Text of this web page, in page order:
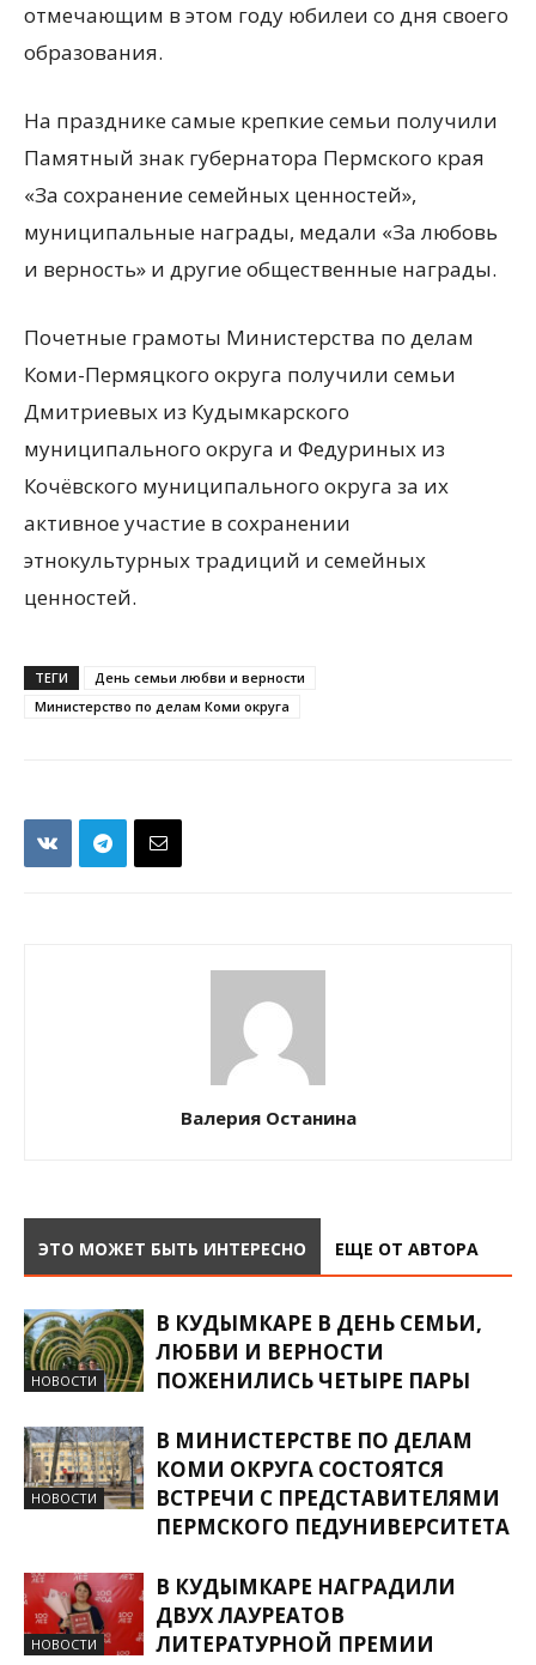
отмечающим в этом году юбилеи со дня своего
образования.
На празднике самые крепкие семьи получили
Памятный знак губернатора Пермского края
«За сохранение семейных ценностей»,
муниципальные награды, медали «За любовь
и верность» и другие общественные награды.
Почетные грамоты Министерства по делам
Коми-Пермяцкого округа получили семьи
Дмитриевых из Кудымкарского
муниципального округа и Федуриных из
Кочёвского муниципального округа за их
активное участие в сохранении
этнокультурных традиций и семейных
ценностей.
ТЕГИ
День семьи любви и верности
Министерство по делам Коми округа
Валерия Останина
ЭТО МОЖЕТ БЫТЬ ИНТЕРЕСНО ЕЩЕ ОТ АВТОРА
НОВОСТИ
В КУДЫМКАРЕ В ДЕНЬ СЕМЬИ,
ЛЮБВИ И ВЕРНОСТИ
ПОЖЕНИЛИСЬ ЧЕТЫРЕ ПАРЫ
НОВОСТИ
В МИНИСТЕРСТВЕ ПО ДЕЛАМ
КОМИ ОКРУГА СОСТОЯТСЯ
ВСТРЕЧИ С ПРЕДСТАВИТЕЛЯМИ
ПЕРМСКОГО ПЕДУНИВЕРСИТЕТА
НОВОСТИ
В КУДЫМКАРЕ НАГРАДИЛИ
ДВУХ ЛАУРЕАТОВ
ЛИТЕРАТУРНОЙ ПРЕМИИ